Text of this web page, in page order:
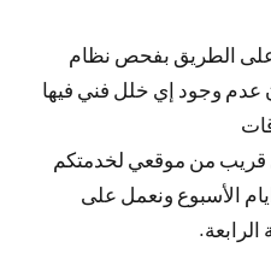
الطريق بفحص نظام
عدم وجود إي خلل فني فيها
قريب من موقعي لخدمتكم
ايام الأسبوع ونعمل على